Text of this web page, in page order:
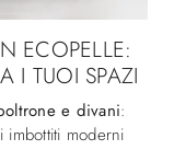
ECOPELLE:
I TUOI SPAZI
e divani:
imbottiti moderni